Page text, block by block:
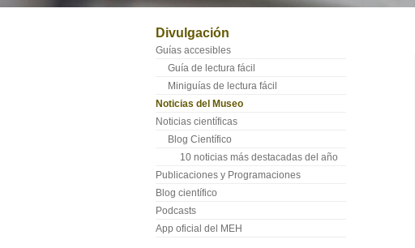
Divulgación
Guías accesibles
Guía de lectura fácil
Miniguías de lectura fácil
Noticias del Museo
Noticias científicas
Blog Científico
10 noticias más destacadas del año
Publicaciones y Programaciones
Blog científico
Podcasts
App oficial del MEH